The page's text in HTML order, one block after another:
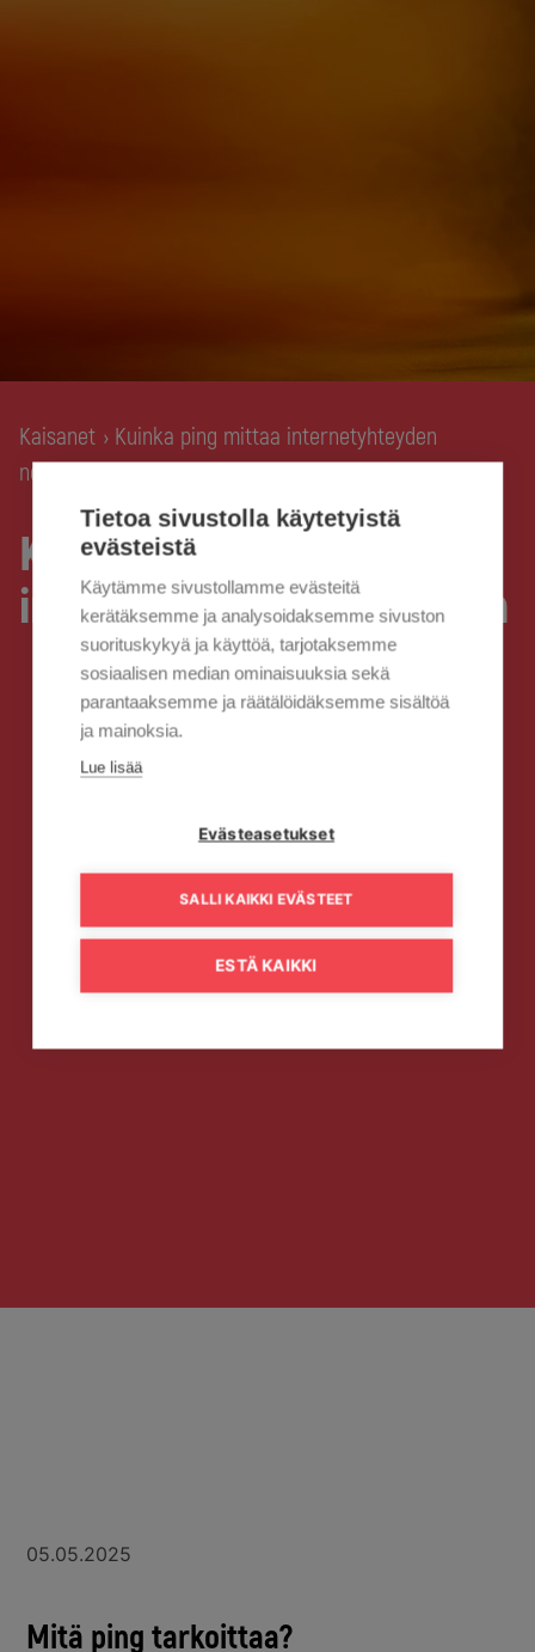
Kaisanet › Kuinka ping mittaa internetyhteyden
nopeutta
Kuinka ping mittaa
internetyhteyden nopeutta
05.05.2025
Mitä ping tarkoittaa?
Tietoa sivustolla käytetyistä
evästeistä
Käytämme sivustollamme evästeitä
kerätäksemme ja analysoidaksemme sivuston
suorituskykyä ja käyttöä, tarjotaksemme
sosiaalisen median ominaisuuksia sekä
parantaaksemme ja räätälöidäksemme sisältöä
ja mainoksia.
Lue lisää
Evästeasetukset
SALLI KAIKKI EVÄSTEET
ESTÄ KAIKKI